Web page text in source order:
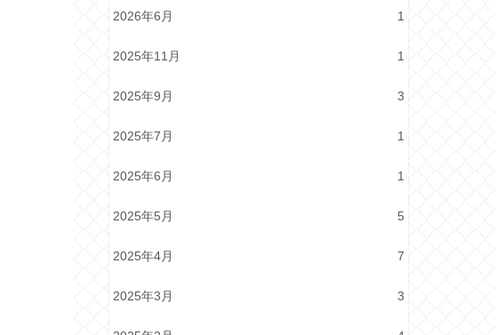
2026年6月 1
2025年11月 1
2025年9月 3
2025年7月 1
2025年6月 1
2025年5月 5
2025年4月 7
2025年3月 3